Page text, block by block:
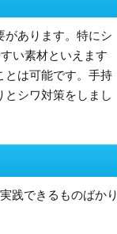
があります。特にシ
い素材といえます
とは可能です。手持
シワ対策をしまし
践できるものばかり